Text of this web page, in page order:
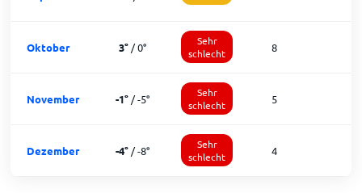
Oktober 3°/0°
Sehr
schlecht
8
November -1°/-5°
Sehr
schlecht
5
Dezember -4°/-8°
Sehr
schlecht
4